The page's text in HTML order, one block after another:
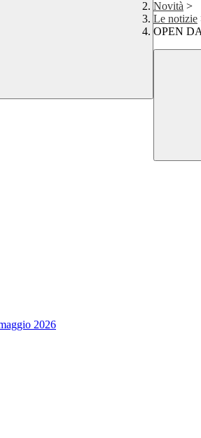
Novità >
Le notizie
OPEN
2026